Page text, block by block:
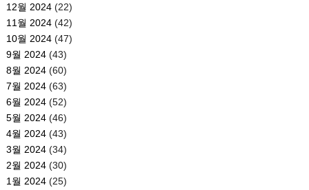
12월 2024(22)
11월 2024(42)
10월 2024(47)
9월 2024(43)
8월 2024(60)
7월 2024(63)
6월 2024(52)
5월 2024(46)
4월 2024(43)
3월 2024(34)
2월 2024(30)
1월 2024(25)